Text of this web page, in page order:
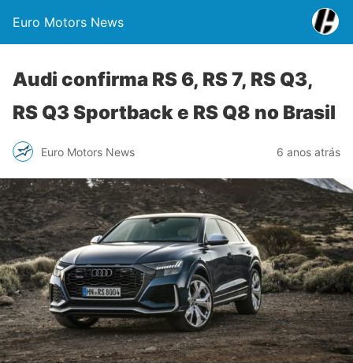
Euro Motors News
Audi confirma RS 6, RS 7, RS Q3,
RS Q3 Sportback e RS Q8 no Brasil
Euro Motors News 6 anos atrás